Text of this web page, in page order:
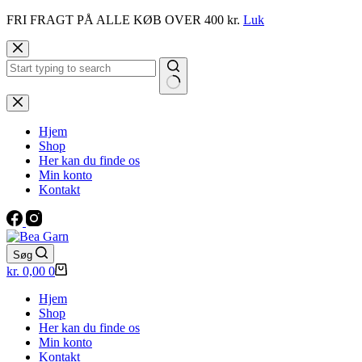
FRI FRAGT PÅ ALLE KØB OVER 400 kr. Luk
Fortsæt
til
indhold
Ingen
resultater
Hjem
Shop
Her kan du finde os
Min konto
Kontakt
Søg
Indkøbskurv
kr. 0,00 0
Hjem
Shop
Her kan du finde os
Min konto
Kontakt